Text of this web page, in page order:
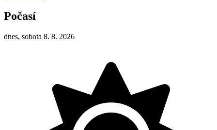
Počasí
dnes, sobota 8. 8. 2026